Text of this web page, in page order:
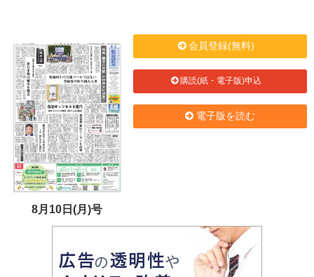
8月10日(月)号
会員登録(無料)
購読(紙・電子版)申込
電子版を読む